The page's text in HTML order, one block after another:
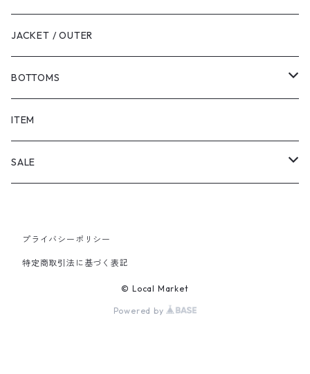
JACKET / OUTER
BOTTOMS
SHORTS
PANTS
ITEM
SALE
PANTS
プライバシーポリシー
特定商取引法に基づく表記
© Local Market
Powered by